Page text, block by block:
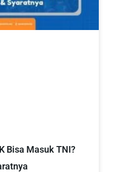
Bisa Masuk TNI?